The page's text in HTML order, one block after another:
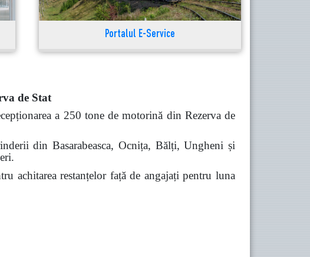
Portalul E-Service
de Stat
a 250 tone de motorină din Rezerva de
din Basarabeasca, Ocnița, Bălți, Ungheni și
achitarea restanțelor față de angajați pentru luna